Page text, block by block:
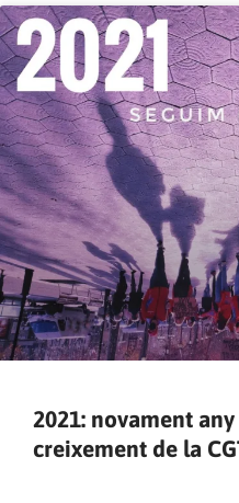
2021: novament
creixement de la